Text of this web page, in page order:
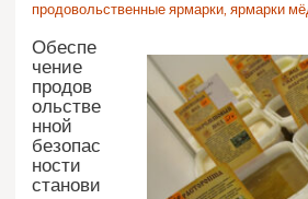
продовольственные ярмарки ,ярмарки
Обеспе
чение
продов
ольстве
нной
безопас
ности
станови